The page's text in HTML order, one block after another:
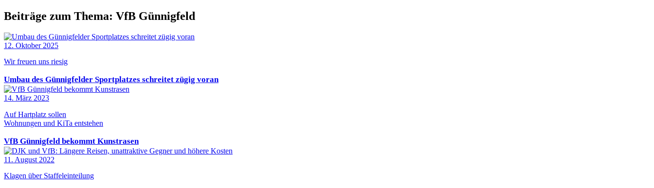
Beiträge zum Thema: VfB Günnigfeld
12. Oktober 2025
Wir freuen uns riesig
Umbau des Günnigfelder Sportplatzes schreitet zügig voran
14. März 2023
Auf Hartplatz sollen
Wohnungen und KiTa entstehen
VfB Günnigfeld bekommt Kunstrasen
11. August 2022
Klagen über Staffeleinteilung